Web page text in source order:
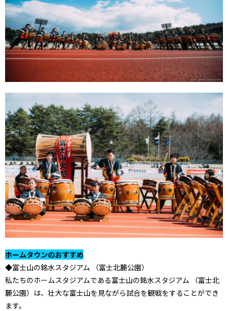
ホームタウンのおすすめ
◆富士山の銘水スタジアム （富士北麓公園）
私たちのホームスタジアムである富士山の銘水スタジアム （富士北
麓公園）は、壮大な富士山を見ながら試合を観戦をすることができ
ます。